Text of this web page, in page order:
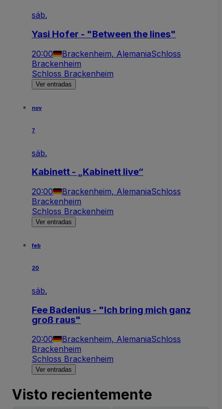
sáb.
Yasi Hofer - "Between the lines"
20:00 Brackenheim, AlemaniaSchloss
Brackenheim
Schloss Brackenheim
Ver entradas
nov
7
sáb.
Kabinett - „Kabinett live“
20:00 Brackenheim, AlemaniaSchloss
Brackenheim
Schloss Brackenheim
Ver entradas
feb
20
sáb.
Fee Badenius - "Ich bring mich ganz
groß raus"
20:00 Brackenheim, AlemaniaSchloss
Brackenheim
Schloss Brackenheim
Ver entradas
Visto recientemente